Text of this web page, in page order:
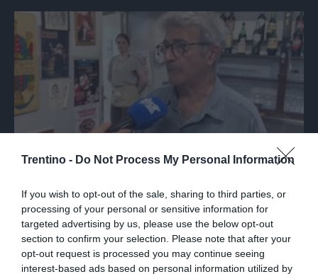
Trentino - Do Not Process My Personal Information
If you wish to opt-out of the sale, sharing to third parties, or
processing of your personal or sensitive information for
targeted advertising by us, please use the below opt-out
section to confirm your selection. Please note that after your
opt-out request is processed you may continue seeing
interest-based ads based on personal information utilized by
Nella trattoria bolognese dove Guccini